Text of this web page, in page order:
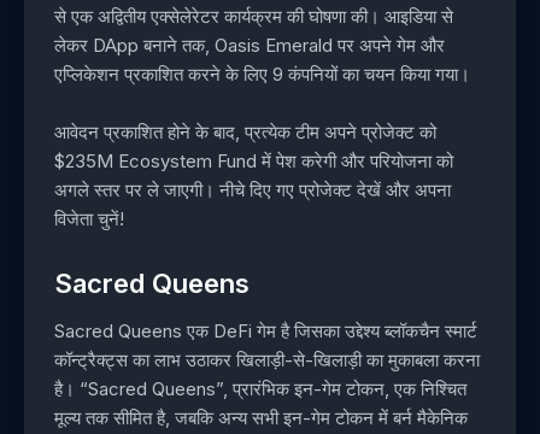
से एक अद्वितीय एक्सेलेरेटर कार्यक्रम की घोषणा की। आइडिया से
लेकर DApp बनाने तक, Oasis Emerald पर अपने गेम और
एप्लिकेशन प्रकाशित करने के लिए 9 कंपनियों का चयन किया गया।
आवेदन प्रकाशित होने के बाद, प्रत्येक टीम अपने प्रोजेक्ट को
$235M Ecosystem Fund में पेश करेगी और परियोजना को
अगले स्तर पर ले जाएगी। नीचे दिए गए प्रोजेक्ट देखें और अपना
विजेता चुनें!
Sacred Queens
Sacred Queens एक DeFi गेम है जिसका उद्देश्य ब्लॉकचैन स्मार्ट
कॉन्ट्रैक्ट्स का लाभ उठाकर खिलाड़ी-से-खिलाड़ी का मुकाबला करना
है। “Sacred Queens”, प्रारंभिक इन-गेम टोकन, एक निश्चित
मूल्य तक सीमित है, जबकि अन्य सभी इन-गेम टोकन में बर्न मैकेनिक